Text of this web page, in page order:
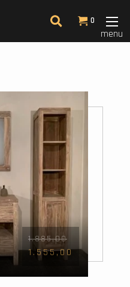
0
menu
1.885,00
1.555,00